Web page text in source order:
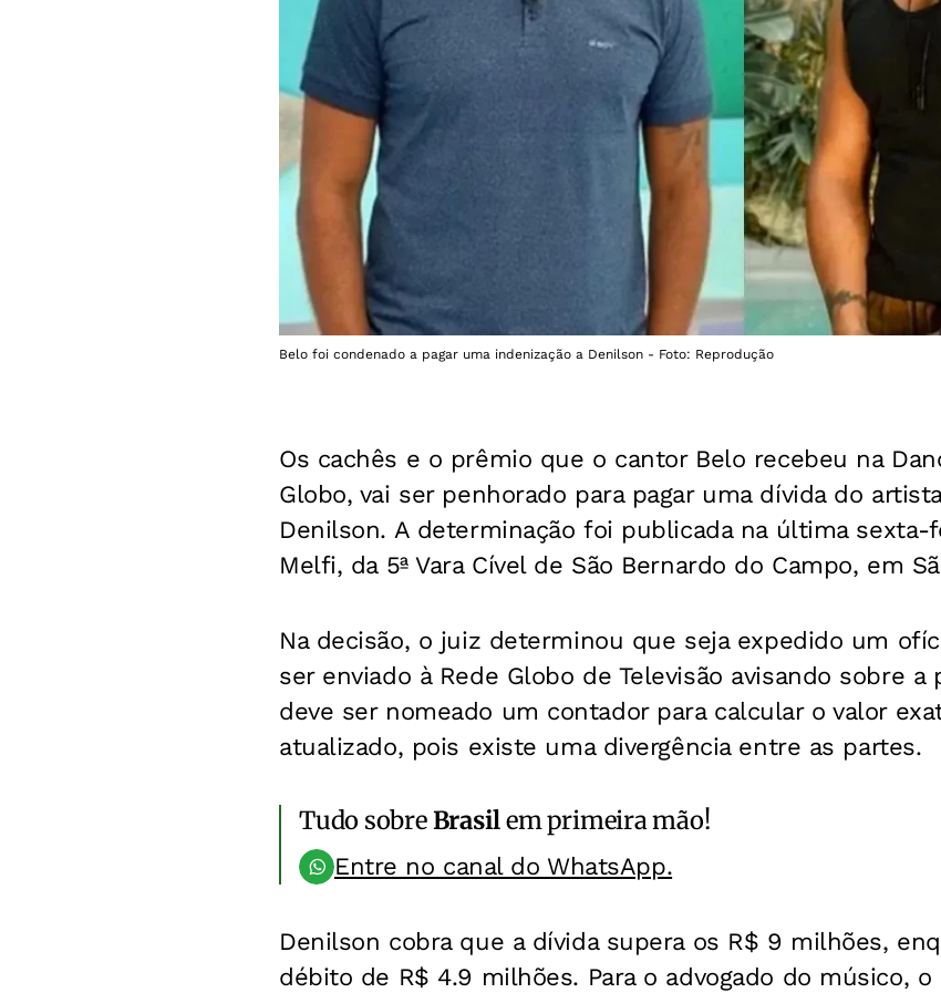
Belo foi condenado a pagar uma indenização a Denilson - Foto: Reprodução
Os cachês e o prêmio que o cantor Belo recebeu na
Globo, vai ser penhorado para pagar uma dívida do
Denilson. A determinação foi publicada na última sexta-
Melfi, da 5ª Vara Cível de São Bernardo do Campo, em
Na decisão, o juiz determinou que seja expedido um
ser enviado à Rede Globo de Televisão avisando sobre a
deve ser nomeado um contador para calcular o valor
atualizado, pois existe uma divergência entre as partes.
Tudo sobreBrasilem primeira mão!
Entre no canal do WhatsApp.
Denilson cobra que a dívida supera os R$ 9 milhões,
débito de R$ 4.9 milhões. Para o advogado do músico, o